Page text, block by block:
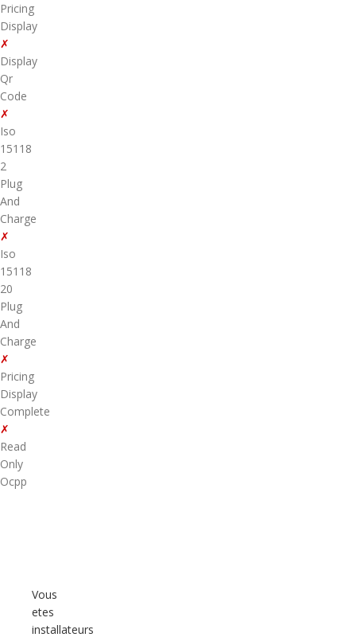
Pricing
Display
✗
Display
Qr
Code
✗
Iso
15118
2
Plug
And
Charge
✗
Iso
15118
20
Plug
And
Charge
✗
Pricing
Display
Complete
✗
Read
Only
Ocpp
Vous
etes
installateurs